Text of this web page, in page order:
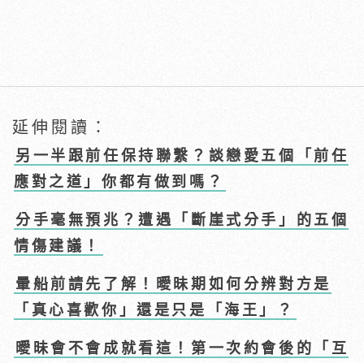
延伸閱讀：
另一半跟前任保持聯繫？談戀愛五個「前任
應對之道」你都有做到嗎？
分手毫無預兆？遭遇「斷崖式分手」的五個
情傷建議！
暈船前請先了解！曖昧期如何分辨對方是
「真心喜歡你」還是只是「海王」？
曖昧會不會成就看這！第一次約會後的「互